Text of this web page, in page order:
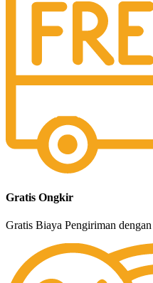
Gratis Ongkir
Gratis Biaya Pengiriman